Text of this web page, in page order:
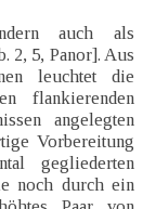
auch als
2, 5, Panor]. Aus
leuchtet die
flankierenden
angelegten
Vorbereitung
gegliederten
noch durch ein